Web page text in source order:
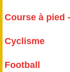
Course à pied
Cyclisme
Football